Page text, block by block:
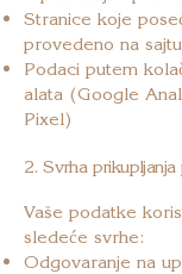
Stranice koje
provedeno na sajtu
Podaci putem
alata (Google
Pixel)
2. Svrha
Vaše podatke
sledeće svrhe:
Odgovaranje na